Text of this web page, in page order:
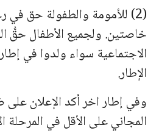
(2) للأمومة والطفولة حق في
خاصتين. ولجميع الأطفال حقُّ
الاجتماعية سواء ولدوا في
الإطار.
وفي إطار اخر أكد الإعلان على
المجاني على الأقل في المرحلة